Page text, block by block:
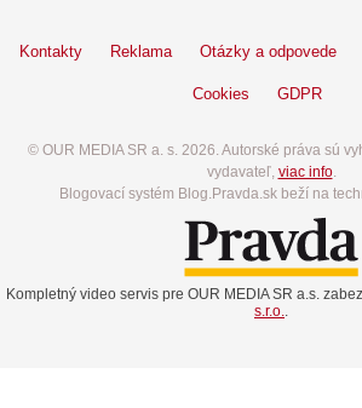
Kontakty Reklama Otázky a odpovede
Cookies GDPR
© OUR MEDIA SR a. s. 2026. Autorské práva sú
vydavateľ, viac info.
Blogovací systém Blog.Pravda.sk beží na
Kompletný video servis pre OUR MEDIA SR a.s.
s.r.o..